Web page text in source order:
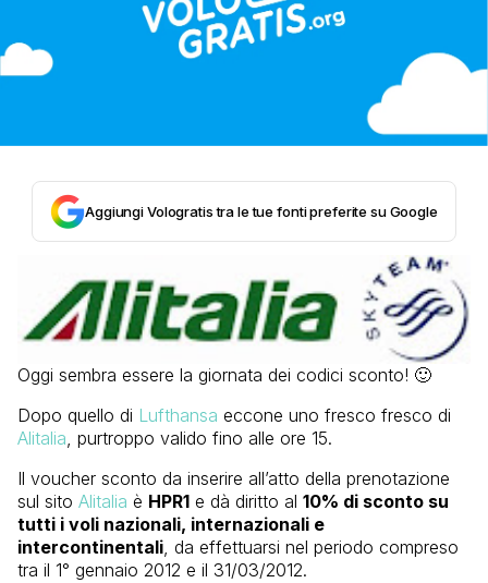
Aggiungi Vologratis tra le tue fonti preferite su Google
Oggi sembra essere la giornata dei codici sconto! 🙂
Dopo quello di Lufthansa eccone uno fresco fresco di
Alitalia, purtroppo valido fino alle ore 15.
Il voucher sconto da inserire all’atto della prenotazione
sul sito Alitalia è HPR1 e dà diritto al 10% di sconto su
tutti i voli nazionali, internazionali e
intercontinentali, da effettuarsi nel periodo compreso
tra il 1° gennaio 2012 e il 31/03/2012.